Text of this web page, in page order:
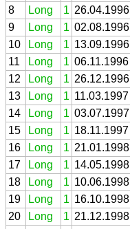
8
Long 1 26.04.1996
9
Long 1 02.08.1996
10
Long 1 13.09.1996
11
Long 1 06.11.1996
12
Long 1 26.12.1996
13
Long 1 11.03.1997
14
Long 1 03.07.1997
15
Long 1 18.11.1997
16
Long 1 21.01.1998
17
Long 1 14.05.1998
18
Long 1 10.06.1998
19
Long 1 16.10.1998
20
Long 1 21.12.1998